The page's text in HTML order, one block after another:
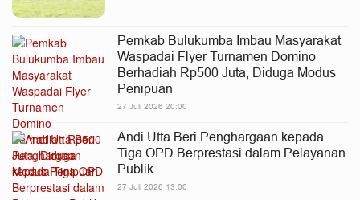
Pemkab Bulukumba Imbau Masyarakat
Waspadai Flyer Turnamen Domino
Berhadiah Rp500 Juta, Diduga Modus
Penipuan
27 Juli 2026 20:00
Andi Utta Beri Penghargaan kepada
Tiga OPD Berprestasi dalam Pelayanan
Publik
27 Juli 2026 13:00